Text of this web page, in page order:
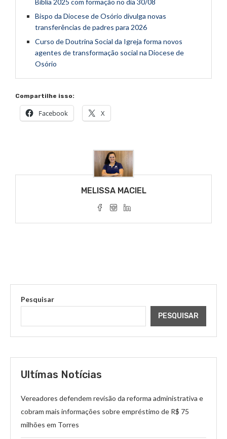
Bíblia 2025 com formação no dia 30/08
Bispo da Diocese de Osório divulga novas
transferências de padres para 2026
Curso de Doutrina Social da Igreja forma novos
agentes de transformação social na Diocese de
Osório
Compartilhe isso:
Facebook X
MELISSA MACIEL
Pesquisar
PESQUISAR
Ultímas Notícias
Vereadores defendem revisão da reforma administrativa e
cobram mais informações sobre empréstimo de R$ 75
milhões em Torres